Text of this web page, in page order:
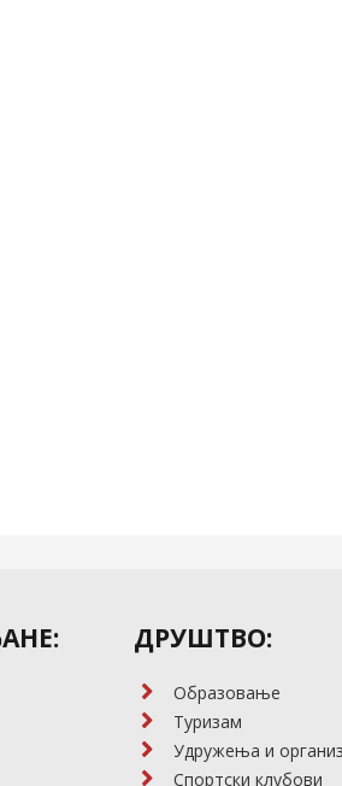
ДРУШТВО:
Образовање
Туризам
Удружења и
Спортски клубови